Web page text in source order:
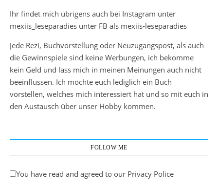
Ihr findet mich übrigens auch bei Instagram unter
mexiis_leseparadies unter FB als mexiis-leseparadies
Jede Rezi, Buchvorstellung oder Neuzugangspost, als auch
die Gewinnspiele sind keine Werbungen, ich bekomme
kein Geld und lass mich in meinen Meinungen auch nicht
beeinflussen. Ich möchte euch lediglich ein Buch
vorstellen, welches mich interessiert hat und so mit euch in
den Austausch über unser Hobby kommen.
FOLLOW ME
You have read and agreed to our Privacy Police